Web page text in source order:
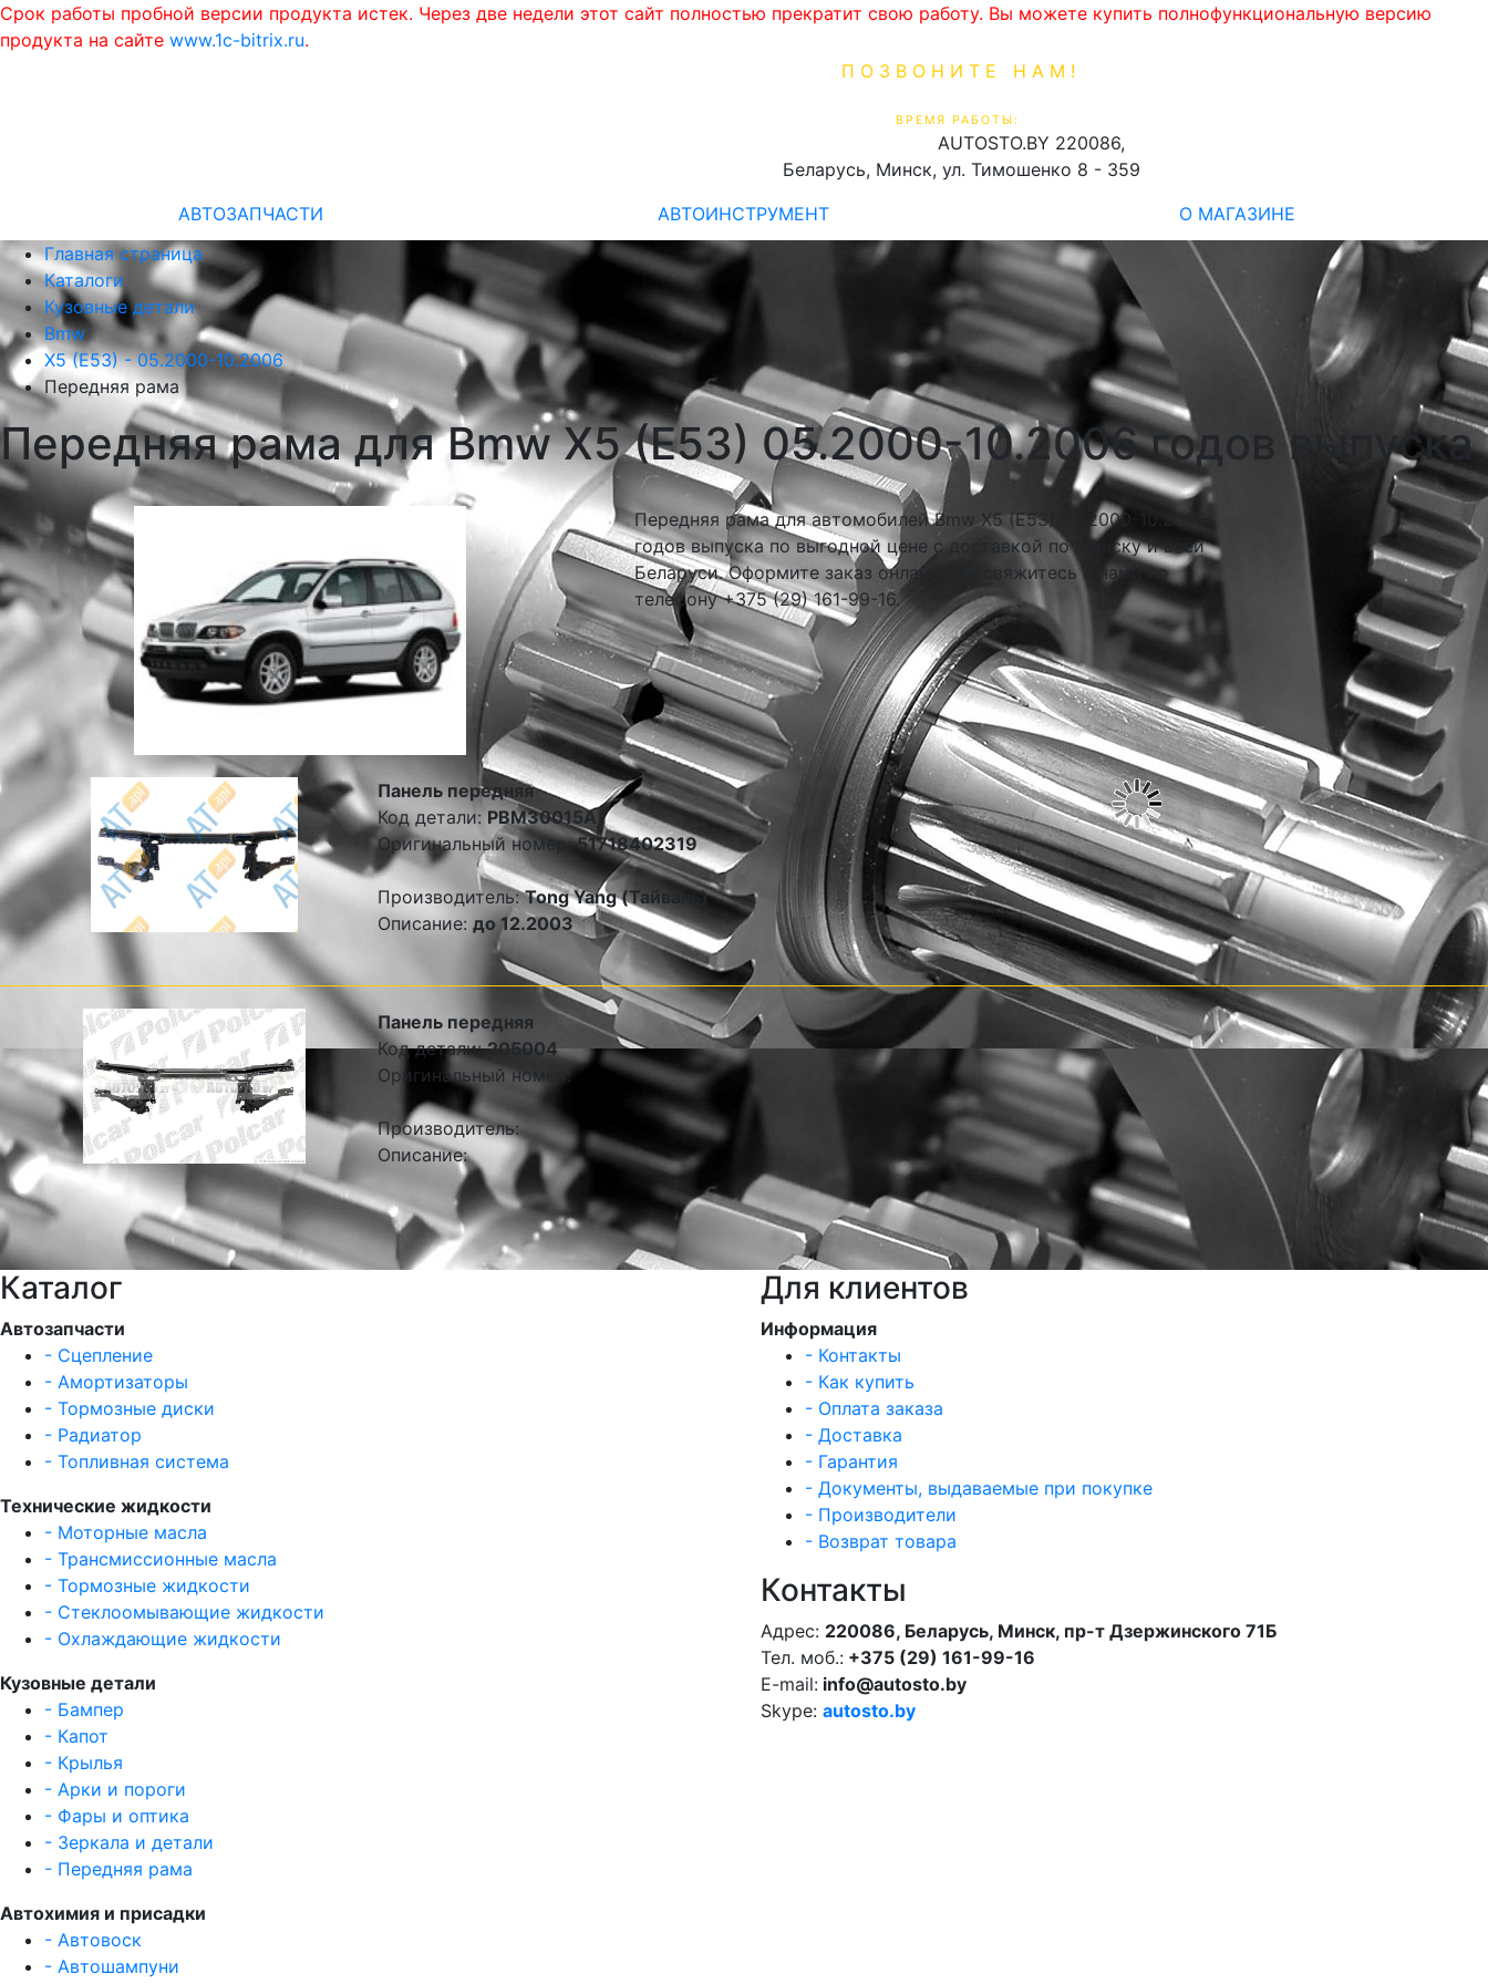
Срок работы пробной версии продукта истек. Через две недели этот сайт полностью прекратит свою работу. Вы можете купить полнофункциональную версию
продукта на сайте www.1c-bitrix.ru.
ПОЗВОНИТЕ НАМ!
ВРЕМЯ РАБОТЫ:
AUTOSTO.BY 220086,
Беларусь, Минск, ул. Тимошенко 8 - 359
АВТОЗАПЧАСТИ АВТОИНСТРУМЕНТ
О МАГАЗИНЕ
Главная страница
Каталоги
Кузовные детали
Bmw
X5 (E53) - 05.2000-10.2006
Передняя рама
Передняя рама для Bmw X5 (E53) 05.2000-10.2006 годов выпуска
Передняя рама для автомобилей Bmw X5 (E53) 05.2000-10.2006
годов выпуска по выгодной цене с доставкой по Минску и всей
Беларуси. Оформите заказ онлайн или свяжитесь с нами по
телефону +375 (29) 161-99-16.
Панель передняя
Код детали: PBM30015A
Оригинальный номер:51718402319
Производитель:Tong Yang (Тайвань)
Описание: до 12.2003
Панель передняя
Код детали:205004
Оригинальный номер:
Производитель:
Описание:
Каталог
Автозапчасти
- Сцепление
- Амортизаторы
- Тормозные диски
- Радиатор
- Топливная система
Технические жидкости
- Моторные масла
- Трансмиссионные масла
- Тормозные жидкости
- Стеклоомывающие жидкости
- Охлаждающие жидкости
Кузовные детали
- Бампер
- Капот
- Крылья
- Арки и пороги
- Фары и оптика
- Зеркала и детали
- Передняя рама
Автохимия и присадки
- Автовоск
- Автошампуни
Для клиентов
Информация
- Контакты
- Как купить
- Оплата заказа
- Доставка
- Гарантия
- Документы, выдаваемые при покупке
- Производители
- Возврат товара
Контакты
Адрес: 220086, Беларусь, Минск, пр-т Дзержинского 71Б
Тел. моб.: +375 (29) 161-99-16
E-mail: info@autosto.by
Skype: autosto.by